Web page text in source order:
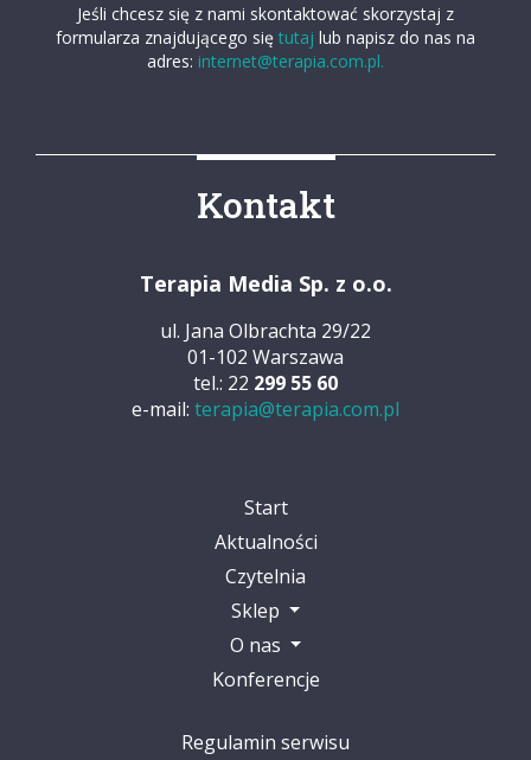
Jeśli chcesz się z nami skontaktować skorzystaj z
formularza znajdującego się tutaj lub napisz do nas na
adres: internet@terapia.com.pl.
Kontakt
Terapia Media Sp. z o.o.
ul. Jana Olbrachta 29/22
01-102 Warszawa
tel.: 22 299 55 60
e-mail: terapia@terapia.com.pl
Start
Aktualności
Czytelnia
Sklep
O nas
Konferencje
Regulamin serwisu